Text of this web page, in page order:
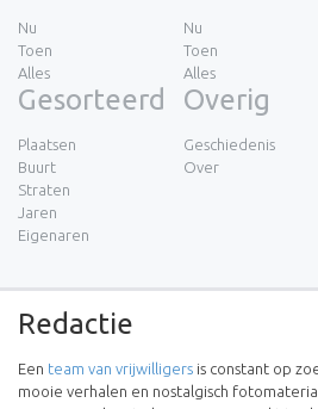
Nu
Toen
Alles
Nu
Toen
Alles
Gesorteerd
Plaatsen
Buurt
Straten
Jaren
Eigenaren
Overig
Geschiedenis
Over
Redactie
Een team van vrijwilligers is constant op
mooie verhalen en nostalgisch